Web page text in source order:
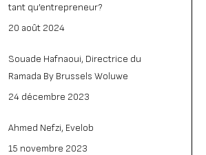
tant qu’entrepreneur?
20 août 2024
Souade Hafnaoui, Directrice du
Ramada By Brussels Woluwe
24 décembre 2023
Ahmed Nefzi, Evelob
15 novembre 2023